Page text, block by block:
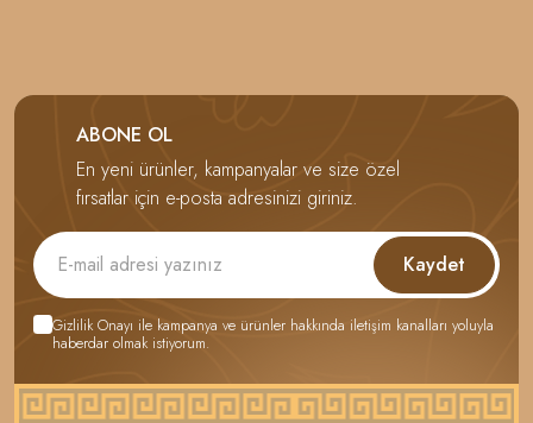
ABONE OL
En yeni ürünler, kampanyalar ve size özel
fırsatlar için e-posta adresinizi giriniz.
Kaydet
Gizlilik Onayı ile kampanya ve ürünler hakkında iletişim kanalları yoluyla
haberdar olmak istiyorum.